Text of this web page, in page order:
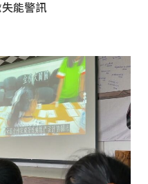
能警訊